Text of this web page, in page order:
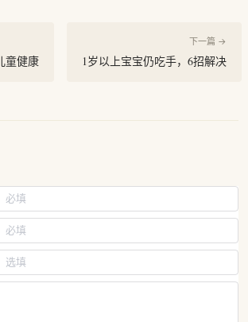
童健康
下一篇 →
1岁以上宝宝仍吃手，6招解决